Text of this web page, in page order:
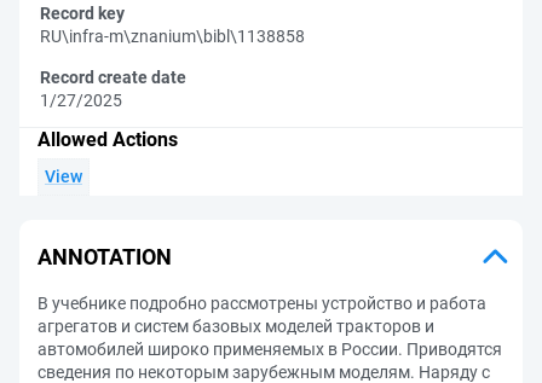
Record key
RU\infra-m\znanium\bibl\1138858
Record create date
1/27/2025
Allowed Actions
View
ANNOTATION
В учебнике подробно рассмотрены устройство и работа
агрегатов и систем базовых моделей тракторов и
автомобилей широко применяемых в России. Приводятся
сведения по некоторым зарубежным моделям. Наряду с